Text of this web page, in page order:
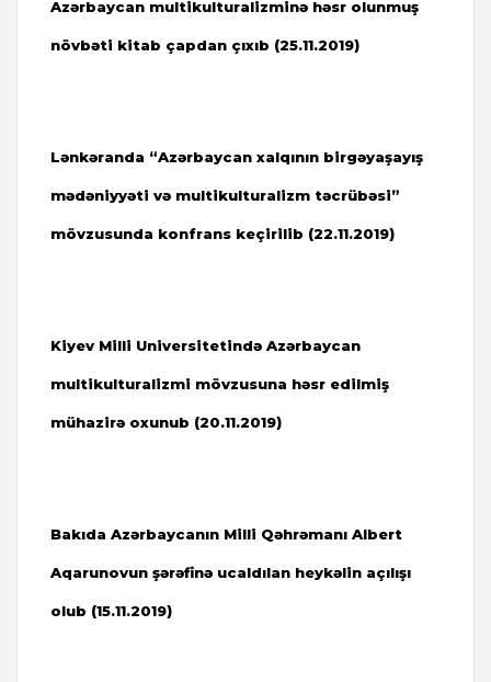
Azərbaycan multikulturalizminə həsr olunmuş
növbəti kitab çapdan çıxıb (25.11.2019)
Lənkəranda “Azərbaycan xalqının birgəyaşayış
mədəniyyəti və multikulturalizm təcrübəsi”
mövzusunda konfrans keçirilib (22.11.2019)
Kiyev Milli Universitetində Azərbaycan
multikulturalizmi mövzusuna həsr edilmiş
mühazirə oxunub (20.11.2019)
Bakıda Azərbaycanın Milli Qəhrəmanı Albert
Aqarunovun şərəfinə ucaldılan heykəlin açılışı
olub (15.11.2019)